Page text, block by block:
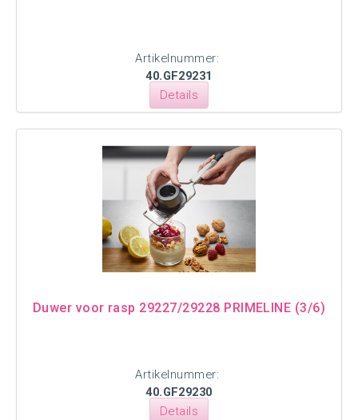
Artikelnummer:
40.GF29231
Details
Duwer voor rasp 29227/29228 PRIMELINE (3/6)
Artikelnummer:
40.GF29230
Details